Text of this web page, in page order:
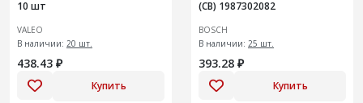
10 шт
VALEO
В наличии: 20 шт.
438.43 ₽
Купить
(CB) 1987302082
BOSCH
В наличии: 25 шт.
393.28 ₽
Купить